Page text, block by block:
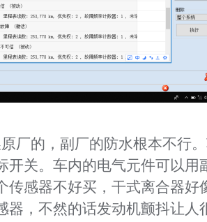
厂的，副厂的防水根本不行
关。车内的电气元件可以用
感器不好买，干式离合器好
，不然的话发动机颤抖让人